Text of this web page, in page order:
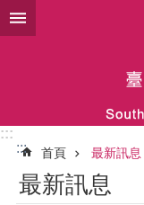
跳到主要內容區塊
:::
:::
首頁 最新訊息
最新訊息